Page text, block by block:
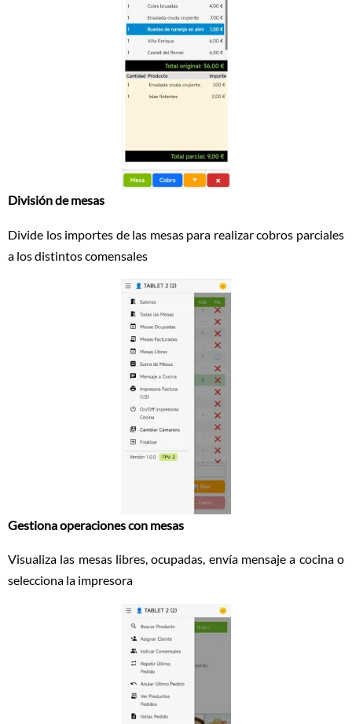
División de mesas
Divide los importes de las mesas para realizar cobros parciales
a los distintos comensales
Gestiona operaciones con mesas
Visualiza las mesas libres, ocupadas, envía mensaje a cocina o
selecciona la impresora